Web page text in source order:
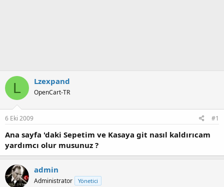
L Lzexpand
OpenCart-TR
6 Eki 2009 #1
Ana sayfa 'daki Sepetim ve Kasaya git nasıl kaldırıcam
yardımcı olur musunuz ?
admin
Administrator Yönetici